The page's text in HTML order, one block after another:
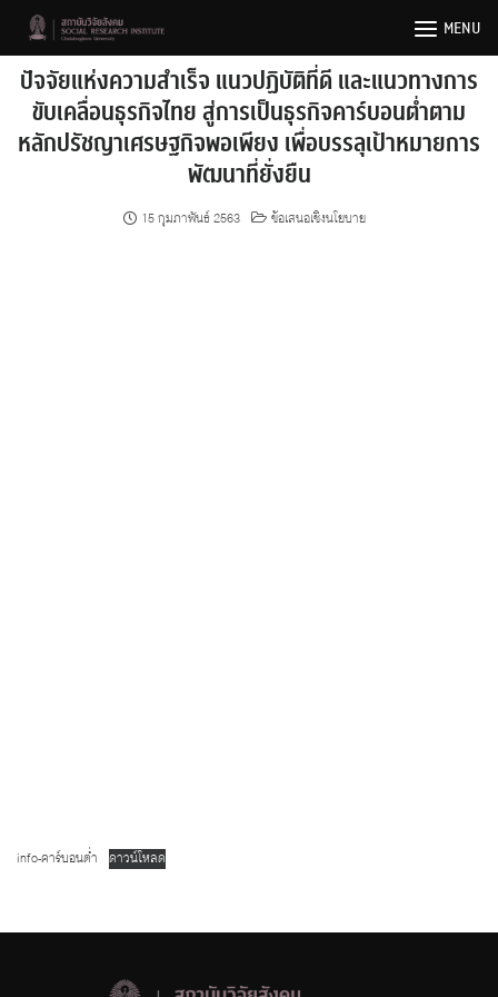
content
MENU
ปัจจัยแห่งความสำเร็จ แนวปฏิบัติที่ดี และแนวทางการ
ขับเคลื่อนธุรกิจไทย สู่การเป็นธุรกิจคาร์บอนต่ำตาม
หลักปรัชญาเศรษฐกิจพอเพียง เพื่อบรรลุเป้าหมายการ
พัฒนาที่ยั่งยืน
15 กุมภาพันธ์ 2563 ข้อเสนอเชิงนโยบาย
info-คาร์บอนต่ำ ดาวน์โหลด